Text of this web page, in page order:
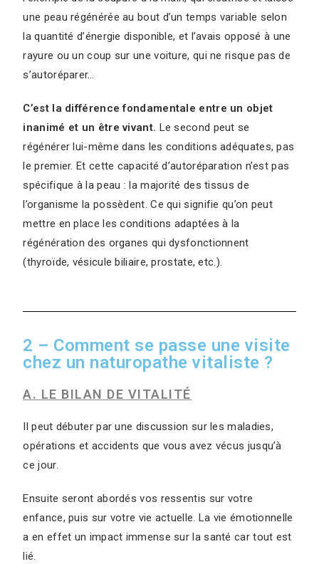
une peau régénérée au bout d’un temps variable selon
la quantité d’énergie disponible, et l’avais opposé à une
rayure ou un coup sur une voiture, qui ne risque pas de
s’autoréparer…
C’est la différence fondamentale entre un objet
inanimé et un être vivant. Le second peut se
régénérer lui-même dans les conditions adéquates, pas
le premier. Et cette capacité d’autoréparation n’est pas
spécifique à la peau : la majorité des tissus de
l’organisme la possèdent. Ce qui signifie qu’on peut
mettre en place les conditions adaptées à la
régénération des organes qui dysfonctionnent
(thyroïde, vésicule biliaire, prostate, etc.).
2 – Comment se passe une visite
chez un naturopathe vitaliste ?
A. LE BILAN DE VITALITÉ
Il peut débuter par une discussion sur les maladies,
opérations et accidents que vous avez vécus jusqu’à
ce jour.
Ensuite seront abordés vos ressentis sur votre
enfance, puis sur votre vie actuelle. La vie émotionnelle
a en effet un impact immense sur la santé car tout est
lié.